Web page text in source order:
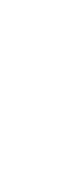
功能，不过现阶段已
入，还有什么功能需
新和新增这一块，没
会再更新一篇文章来
export/django-i
en/lat